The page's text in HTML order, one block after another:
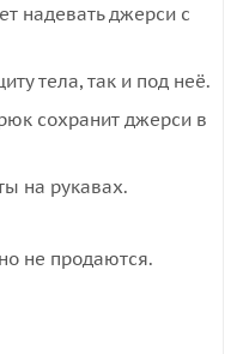
надевать джерси с
тела, так и под неё.
сохранит джерси в
на рукавах.
не продаются.